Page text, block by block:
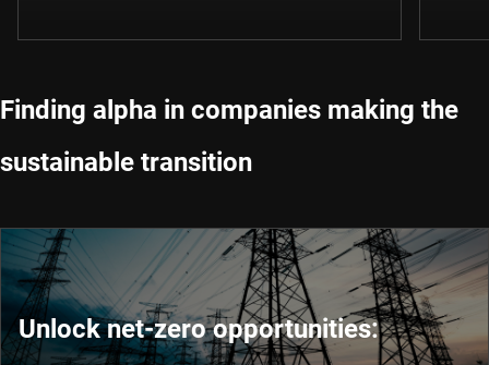
Finding alpha in companies making the
sustainable transition
Unlock net-zero opportunities: